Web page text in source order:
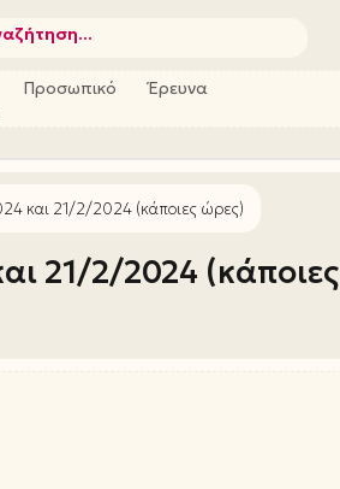
Προσωπικό
Έρευνα
και 21/2/2024 (κάποιες ώρες)
21/2/2024 (κάποιες